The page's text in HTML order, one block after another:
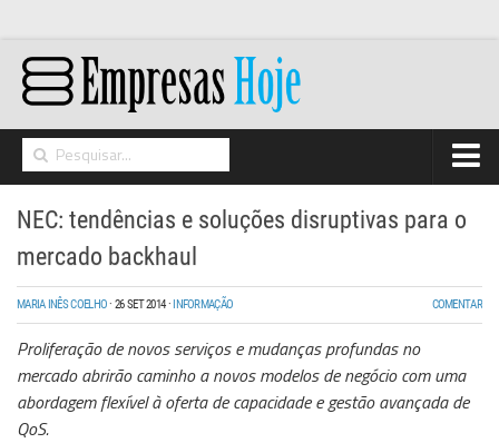
Home
Networking
Segurança
High Tech
Hosting/Cloud
I&D
NEC: tendências e soluções disruptivas para o
mercado backhaul
MARIA INÊS COELHO·26 SET 2014· INFORMAÇÃO COMENTAR
Proliferação de novos serviços e mudanças profundas no
mercado abrirão caminho a novos modelos de negócio com uma
abordagem flexível à oferta de capacidade e gestão avançada de
QoS.